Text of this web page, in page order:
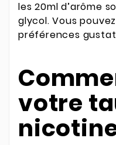
les 20ml d’arôme
glycol. Vous
préférences
votre